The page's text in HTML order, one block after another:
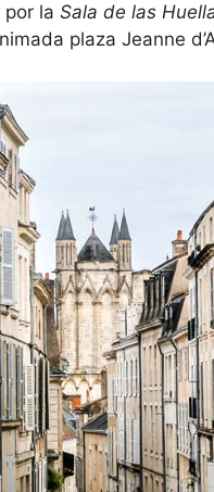
la Sala de las
plaza Jeanne